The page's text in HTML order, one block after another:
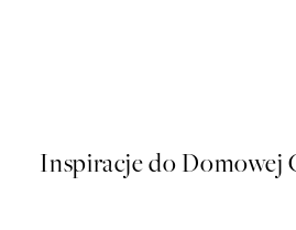
Inspiracje do Domowej